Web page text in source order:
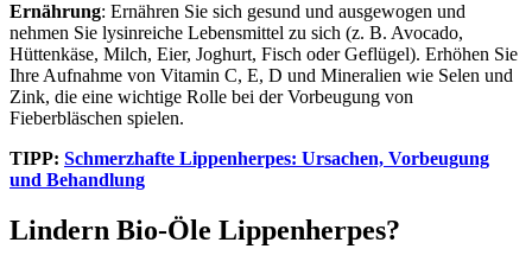
Ernährung: Ernähren Sie sich gesund und ausgewogen und
nehmen Sie lysinreiche Lebensmittel zu sich (z. B. Avocado,
Hüttenkäse, Milch, Eier, Joghurt, Fisch oder Geflügel). Erhöhen Sie
Ihre Aufnahme von Vitamin C, E, D und Mineralien wie Selen und
Zink, die eine wichtige Rolle bei der Vorbeugung von
Fieberbläschen spielen.
TIPP: Schmerzhafte Lippenherpes: Ursachen, Vorbeugung
und Behandlung
Lindern Bio-Öle Lippenherpes?